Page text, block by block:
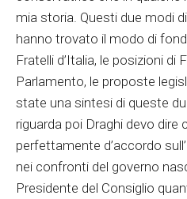
mia storia. Questi due modi
hanno trovato il modo di
Fratelli d’Italia, le posizioni di
Parlamento, le proposte
state una sintesi di queste
riguarda poi Draghi devo
perfettamente d’accordo
nei confronti del governo
Presidente del Consiglio